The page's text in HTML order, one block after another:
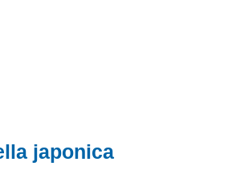
japonica